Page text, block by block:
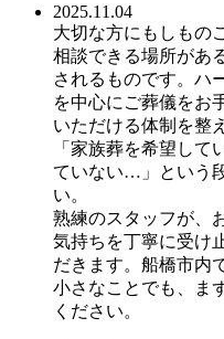
2025.11.04
大切な方にもしも
相談できる場所があ
されるものです。ハ
を中心にご葬儀をお
いただける体制を整
「家族葬を希望して
ていない…」という
い。
熟練のスタッフが、
気持ちを丁寧に受け
だきます。船橋市内
小さなことでも、ま
ください。